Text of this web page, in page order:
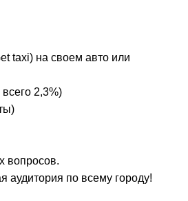
taxi) на своем авто или
2,3%)
вопросов.
аудитория по всему городу!